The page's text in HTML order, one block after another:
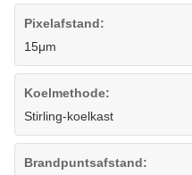
Pixelafstand:
15μm
Koelmethode:
Stirling-koelkast
Brandpuntsafstand: